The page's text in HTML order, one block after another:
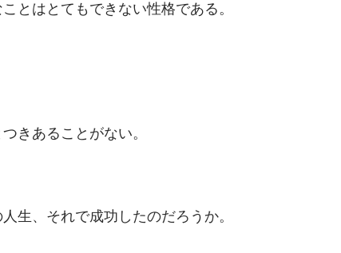
とはとてもできない性格である。
きあることがない。
生、それで成功したのだろうか。